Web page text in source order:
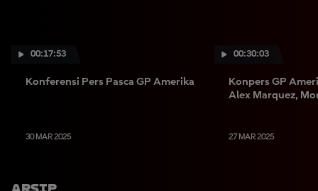
00:17:53
Konferensi Pers Pasca GP Amerika
30 MAR 2025
00:30:03
Konpers GP
Alex Marquez,
27 MAR 2025